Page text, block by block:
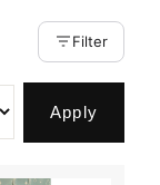
Filter
Apply